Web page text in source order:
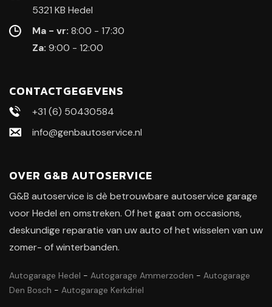
5321 KB Hedel
Ma - vr: 8:00 - 17:30
Za: 9:00 - 12:00
CONTACTGEGEVENS
+31 (6) 50430584
info@genbautoservice.nl
OVER G&B AUTOSERVICE
G&B autoservice is dè betrouwbare autoservice garage
voor Hedel en omstreken. Of het gaat om occasions,
deskundige reparatie van uw auto of het wisselen van uw
zomer- of winterbanden.
Autogarage Hedel - Autogarage Ammerzoden - Autogarage
Den Bosch - Autogarage Kerkdriel